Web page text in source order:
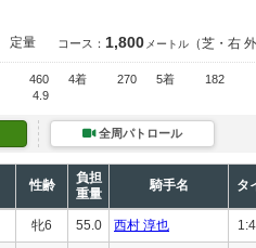
定量 コース： 1,800 メートル （芝・右 外
460 4着 270 5着
182
4.9
全周パトロール
性齢
負担
重量
騎手名 タ
牝6 55.0 西村 淳也